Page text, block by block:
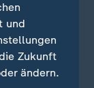
und
Zukunft
ändern.